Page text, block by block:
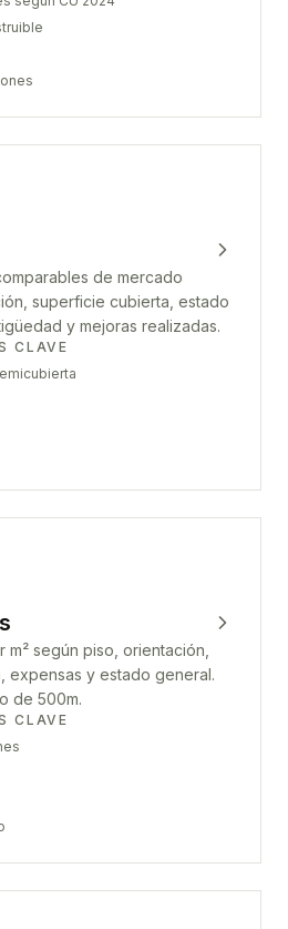
de mercado
superficie cubierta, estado
y mejoras realizadas.
CLAVE
según piso, orientación,
expensas y estado general.
de 500m.
CLAVE